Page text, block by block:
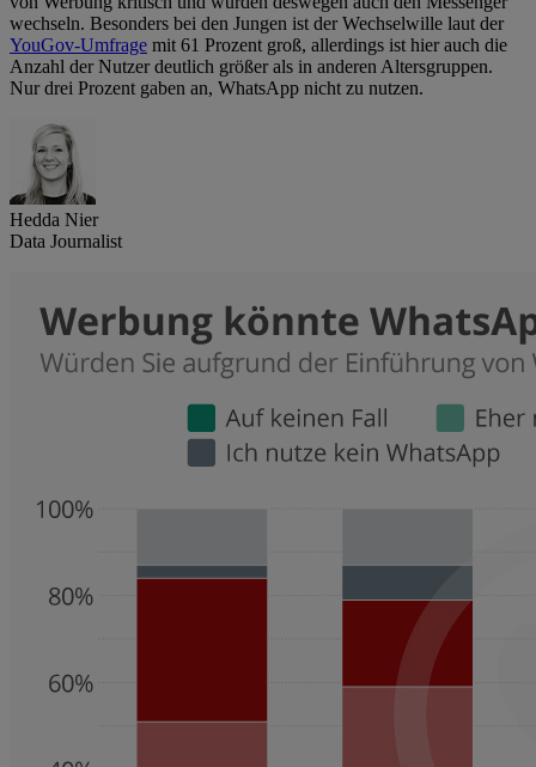
wechseln. Besonders bei den Jungen ist der Wechselwille laut der
YouGov-Umfrage mit 61 Prozent groß, allerdings ist hier auch die
Anzahl der Nutzer deutlich größer als in anderen Altersgruppen.
Nur drei Prozent gaben an, WhatsApp nicht zu nutzen.
Hedda Nier
Data Journalist